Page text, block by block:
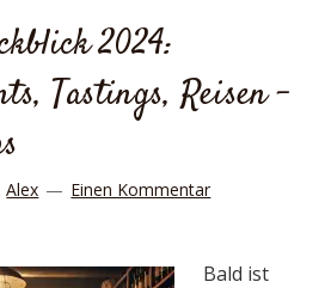
2024:
Tastings, Reisen –
Alex
Einen Kommentar
Bald ist